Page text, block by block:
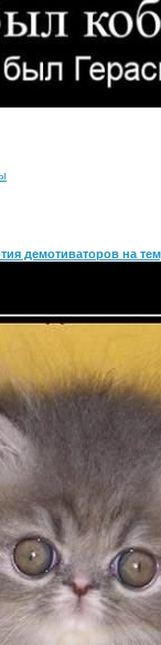
демотиваторов на